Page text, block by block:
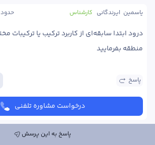
حدود 2 ماه کارشناس یاسمین  ایرندگانی
منطقه بفرمایید
پاسخ
درخواست مشاوره تلفنی
ارسال پاسخ به این پرسش
پاسخ به این پرسش